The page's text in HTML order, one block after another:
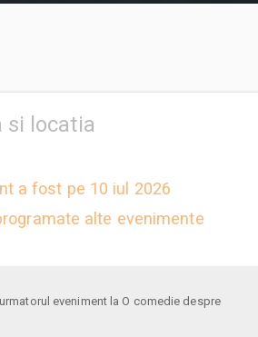
si locatia
a fost pe 10 iul 2026
alte evenimente